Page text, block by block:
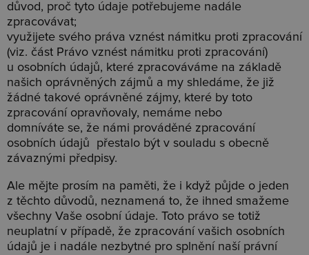
důvod, proč tyto údaje potřebujeme nadále
zpracovávat;
využijete svého práva vznést námitku proti zpracování
(viz. část Právo vznést námitku proti zpracování)
u osobních údajů, které zpracováváme na základě
našich oprávněných zájmů a my shledáme, že již
žádné takové oprávněné zájmy, které by toto
zpracování opravňovaly, nemáme nebo
domníváte se, že námi prováděné zpracování
osobních údajů přestalo být v souladu s obecně
závaznými předpisy.
Ale mějte prosím na paměti, že i když půjde o jeden
z těchto důvodů, neznamená to, že ihned smažeme
všechny Vaše osobní údaje. Toto právo se totiž
neuplatní v případě, že zpracování vašich osobních
údajů je i nadále nezbytné pro splnění naší právní